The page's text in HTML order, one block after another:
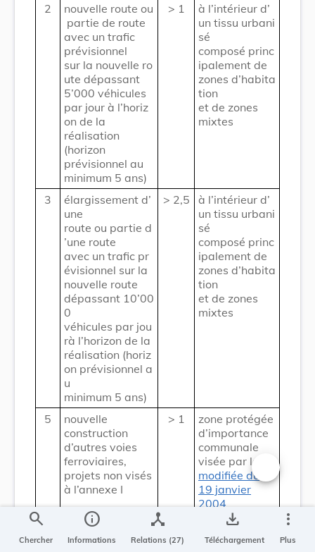
2
nouvelle route ou
partie de route
avec un trafic
prévisionnel
sur la nouvelle ro
ute dépassant
5’000 véhicules
par jour à l’horiz
on de la
réalisation
(horizon
prévisionnel au
minimum 5 ans)
> 1
à l’intérieur d’
un tissu urbani
sé
composé princ
ipalement de
zones d’habita
tion
et de zones
mixtes
3
élargissement d’
une
route ou partie d
’une route
avec un trafic pr
évisionnel sur la
nouvelle route
dépassant 10’00
0
véhicules par jou
rà l’horizon de la
réalisation (horiz
on prévisionnel a
u
minimum 5 ans)
> 2,5
à l’intérieur d’
un tissu urbani
sé
composé princ
ipalement de
zones d’habita
tion
et de zones
mixtes
5
nouvelle
construction
d’autres voies
ferroviaires,
projets non visés
à l’annexe I
> 1
zone protégée
d’importance
communale
visée par la
modifiée du
19 janvier
2004
concernant la
la nature et
Changer la
search
Chercher
info
Informations
device_hub
Relations (27)
save_alt
Téléchargement
more_vert
Plus